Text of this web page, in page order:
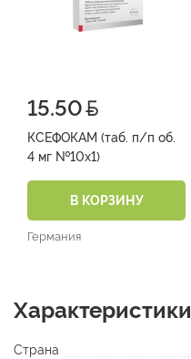
15.50
КСЕФОКАМ (таб. п/п об.
4 мг №10х1)
В КОРЗИНУ
Германия
Характеристики
Страна